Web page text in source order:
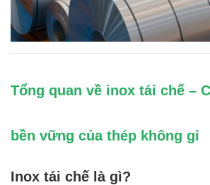
Tổng quan về inox tái chế –
bền vững của thép không gỉ
Inox tái chế là gì?